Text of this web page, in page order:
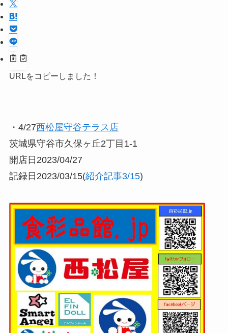
URLをコピーしました！
・4/27西松屋守谷テラス店
茨城県守谷市久保ヶ丘2丁目1-1
開店日2023/04/27
記録日2023/03/15(紹介記事3/15)